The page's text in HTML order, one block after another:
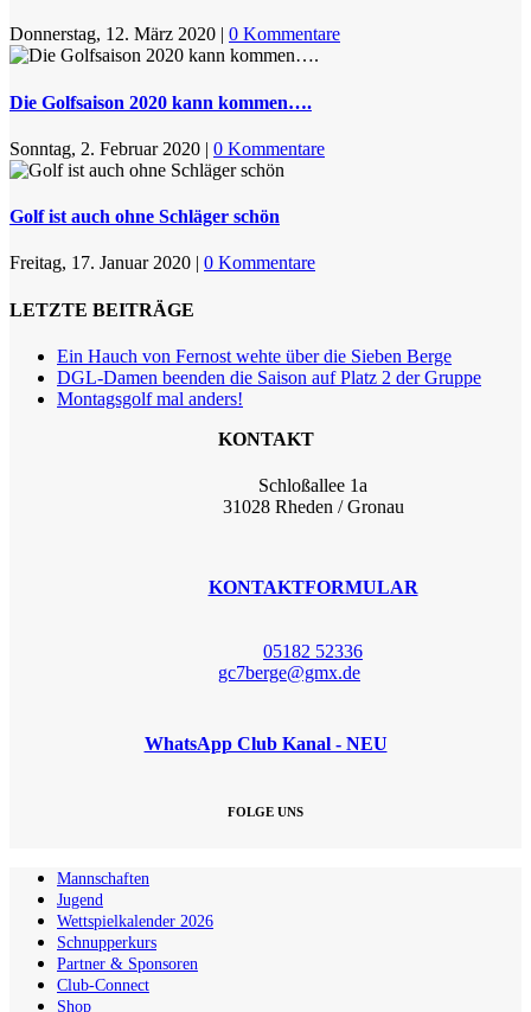
Donnerstag, 12. März 2020 | 0 Kommentare
Die Golfsaison 2020 kann kommen….
Sonntag, 2. Februar 2020 | 0 Kommentare
Golf ist auch ohne Schläger schön
Freitag, 17. Januar 2020 | 0 Kommentare
LETZTE BEITRÄGE
Ein Hauch von Fernost wehte über die Sieben Berge
DGL-Damen beenden die Saison auf Platz 2 der Gruppe
Montagsgolf mal anders!
KONTAKT
Schloßallee 1a
31028 Rheden / Gronau
KONTAKTFORMULAR
05182 52336
gc7berge@gmx.de
WhatsApp Club Kanal - NEU
FOLGE UNS
Mannschaften
Jugend
Wettspielkalender 2026
Schnupperkurs
Partner & Sponsoren
Club-Connect
Shop